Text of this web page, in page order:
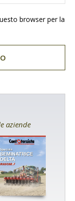
browser per la
aziende